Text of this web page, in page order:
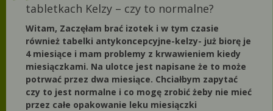
tabletkach Kelzy – czy to normalne?
Witam, Zaczęłam brać izotek i w tym czasie
również tabelki antykoncepcyjne-kelzy- już biorę je
4 miesiące i mam problemy z krwawieniem kiedy
miesiączkami. Na ulotce jest napisane że to może
potrwać przez dwa miesiące. Chciałbym zapytać
czy to jest normalne i co mogę zrobić żeby nie mieć
przez całe opakowanie leku miesiączki